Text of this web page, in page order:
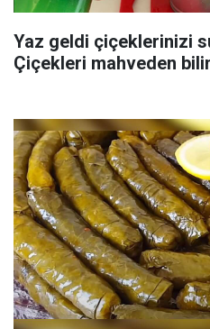
Yaz geldi çiçeklerinizi
Çiçekleri mahveden